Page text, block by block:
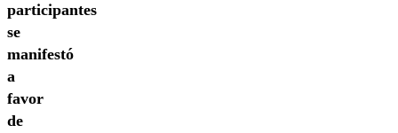
participantes
se
manifestó
a
favor
de